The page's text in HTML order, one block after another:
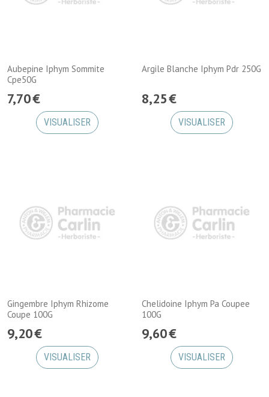
Aubepine Iphym Sommite
Cpe50G
7,70€
VISUALISER
Argile Blanche Iphym Pdr 250G
8,25€
VISUALISER
Gingembre Iphym Rhizome
Coupe 100G
9,20€
VISUALISER
Chelidoine Iphym Pa Coupee
100G
9,60€
VISUALISER